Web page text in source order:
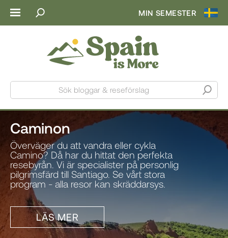
MIN SEMESTER
Sök bloggar & reseförslag
Caminon
Överväger du att vandra eller cykla
Camino? Då har du hittat den perfekta
resebyrån. Vi är specialister på personlig
pilgrimsfärd till Santiago. Se vårt stora
program - alla resor kan skräddarsys.
LÄS MER